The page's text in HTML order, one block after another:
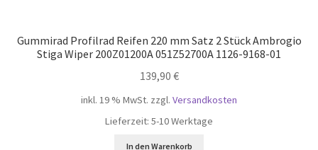
Gummirad Profilrad Reifen 220 mm Satz 2 Stück Ambrogio
Stiga Wiper 200Z01200A 051Z52700A 1126-9168-01
139,90 €
inkl. 19 % MwSt. zzgl. Versandkosten
Lieferzeit: 5-10 Werktage
In den Warenkorb